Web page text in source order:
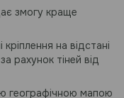
змогу краще
на відстані
рахунок тіней від
географічною мапою